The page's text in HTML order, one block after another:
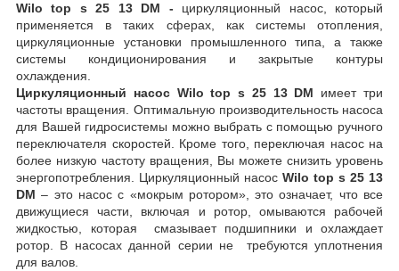
Wilo top s 25 13 DM - циркуляционный насос, который
применяется в таких сферах, как системы отопления,
циркуляционные установки промышленного типа, а также
системы кондиционирования и закрытые контуры
охлаждения.
Циркуляционный насос Wilo top s 25 13 DM имеет три
частоты вращения. Оптимальную производительность насоса
для Вашей гидросистемы можно выбрать с помощью ручного
переключателя скоростей. Кроме того, переключая насос на
более низкую частоту вращения, Вы можете снизить уровень
энергопотребления. Циркуляционный насос Wilo top s 25 13
DM – это насос с «мокрым ротором», это означает, что все
движущиеся части, включая и ротор, омываются рабочей
жидкостью, которая смазывает подшипники и охлаждает
ротор. В насосах данной серии не требуются уплотнения
для валов.